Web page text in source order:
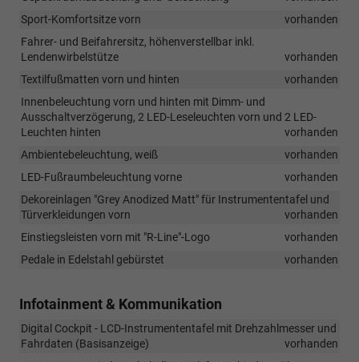
Sport-Komfortsitze vorn
vorhanden
Fahrer- und Beifahrersitz, höhenverstellbar inkl.
Lendenwirbelstütze
vorhanden
Textilfußmatten vorn und hinten
vorhanden
Innenbeleuchtung vorn und hinten mit Dimm- und
Ausschaltverzögerung, 2 LED-Leseleuchten vorn und 2 LED-
Leuchten hinten
vorhanden
Ambientebeleuchtung, weiß
vorhanden
LED-Fußraumbeleuchtung vorne
vorhanden
Dekoreinlagen "Grey Anodized Matt" für Instrumententafel und
Türverkleidungen vorn
vorhanden
Einstiegsleisten vorn mit "R-Line"-Logo
vorhanden
Pedale in Edelstahl gebürstet
vorhanden
Infotainment & Kommunikation
Digital Cockpit - LCD-Instrumententafel mit Drehzahlmesser und
Fahrdaten (Basisanzeige)
vorhanden